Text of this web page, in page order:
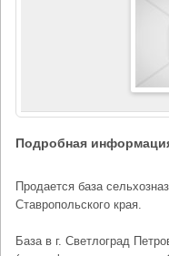
Подробная
Продается база
Ставропольского края.
База в г. Светлоград